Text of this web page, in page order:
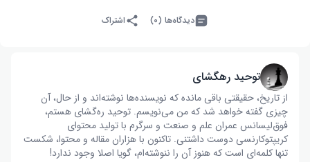
دیدگاه‌ها (۰) اشتراک
توحید رهگشای
از تاریخ، حقیقتی باقی مانده که نویسنده‌ها نوشته‌اند و از حال، آن
چیزی گفته خواهد شد که من می‌نویسم. توحید ره‌گشای هستم،
فوق‌لیسانس عمران علم و صنعت و سرگرم با تولید محتوای
کریپتوکارنسی دوست داشتنی. تاکنون با هزاران مقاله و محتوا، شکست
تنها کلمه‌ای است که هنوز آن را ننوشته‌ام، گویا اصلا وجود ندارد!